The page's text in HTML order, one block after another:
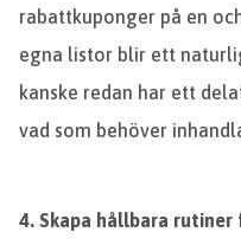
rabattkuponger på en
egna listor blir ett
kanske redan har ett
vad som behöver
4. Skapa hållbara